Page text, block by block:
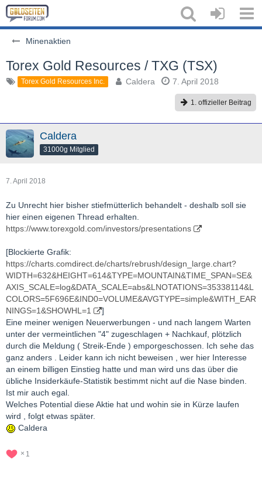
Minenaktien
Torex Gold Resources / TXG (TSX)
Torex Gold Resources Inc. Caldera 7. April 2018
1. offizieller Beitrag
Caldera
31000g Mitglied
7. April 2018
Zu Unrecht hier bisher stiefmütterlich behandelt - deshalb soll sie
hier einen eigenen Thread erhalten.
https://www.torexgold.com/investors/presentations
[Blockierte Grafik:
https://charts.comdirect.de/charts/rebrush/design_large.chart?
WIDTH=632&HEIGHT=614&TYPE=MOUNTAIN&TIME_SPAN=SE&
AXIS_SCALE=log&DATA_SCALE=abs&LNOTATIONS=35338114&L
COLORS=5F696E&IND0=VOLUME&AVGTYPE=simple&WITH_EAR
NINGS=1&SHOWHL=1
]
Eine meiner wenigen Neuerwerbungen - und nach langem Warten
unter der vermeintlichen "4" zugeschlagen + Nachkauf, plötzlich
durch die Meldung ( Streik-Ende ) emporgeschossen. Ich sehe das
ganz anders . Leider kann ich nicht beweisen , wer hier Interesse
an einem billigen Einstieg hatte und man wird uns das über die
übliche Insiderkäufe-Statistik bestimmt nicht auf die Nase binden.
Ist mir auch egal.
Welches Potential diese Aktie hat und wohin sie in Kürze laufen
wird , folgt etwas später.
Caldera
1